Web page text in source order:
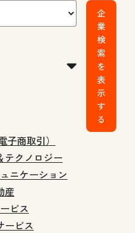
企
業
検
索
を
表
示
す
る
子商取引）
テクノロジー
ニケーション
産
ビス
ービス